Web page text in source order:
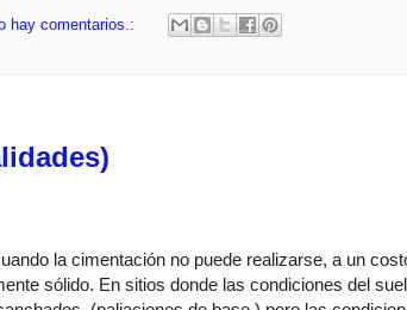
hay comentarios.:
la cimentación no puede realizarse, a un
sólido. En sitios donde las condiciones del